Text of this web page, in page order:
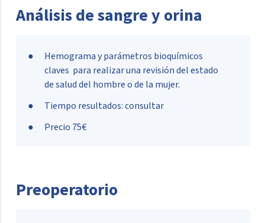
Análisis de sangre y orina
Hemograma y parámetros bioquímicos
claves para realizar una revisión del estado
de salud del hombre o de la mujer.
Tiempo resultados: consultar
Precio 75€
Preoperatorio